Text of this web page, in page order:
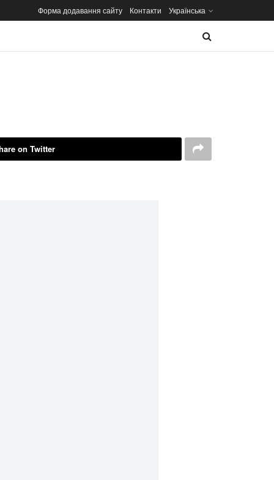
Форма додавання сайту Контакти Українська
on Twitter